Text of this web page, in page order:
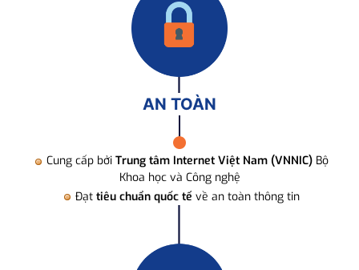
AN TOÀN
Cung cấp bởi Trung tâm Internet Việt Nam (VNNIC) Bộ
Khoa học và Công nghệ
Đạt tiêu chuẩn quốc tế về an toàn thông tin